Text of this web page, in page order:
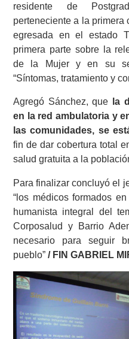
residente de
perteneciente a la primera
egresada en el estado
primera parte sobre la
de la Mujer y en su
“Síntomas, tratamiento y
Agregó Sánchez, que
la
en la red ambulatoria y
las comunidades, se
fin de dar cobertura total
salud gratuita a la
Para finalizar concluyó el
“los médicos formados
humanista integral del
Corposalud y Barrio
necesario para seguir
pueblo” / FIN GABRIEL